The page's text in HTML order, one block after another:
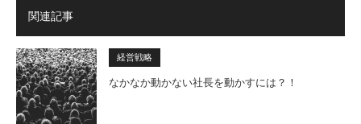
関連記事
経営戦略
なかなか動かない社長を動かすには？！